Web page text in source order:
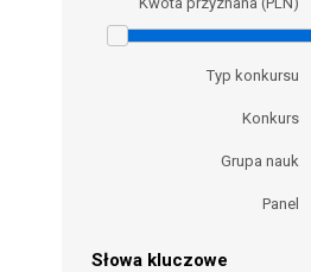
Typ konkursu
Konkurs
Grupa nauk
Panel
Słowa kluczowe